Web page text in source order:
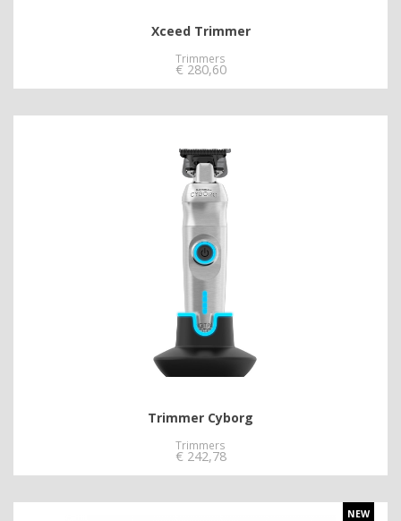
Xceed Trimmer
Trimmers
€ 280,60
Trimmer Cyborg
Trimmers
€ 242,78
NEW